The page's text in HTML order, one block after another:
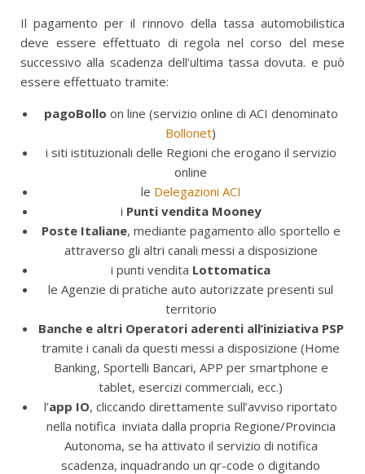
Il pagamento per il rinnovo della tassa automobilistica
deve essere effettuato di regola nel corso del mese
successivo alla scadenza dell’ultima tassa dovuta. e può
essere effettuato tramite:
pagoBollo on line (servizio online di ACI denominato
Bollonet)
i siti istituzionali delle Regioni che erogano il servizio
online
le Delegazioni ACI
i Punti vendita Mooney
Poste Italiane, mediante pagamento allo sportello e
attraverso gli altri canali messi a disposizione
i punti vendita Lottomatica
le Agenzie di pratiche auto autorizzate presenti sul
territorio
Banche e altri Operatori aderenti all’iniziativa PSP
tramite i canali da questi messi a disposizione (Home
Banking, Sportelli Bancari, APP per smartphone e
tablet, esercizi commerciali, ecc.)
l’app IO, cliccando direttamente sull’avviso riportato
nella notifica inviata dalla propria Regione/Provincia
Autonoma, se ha attivato il servizio di notifica
scadenza, inquadrando un qr-code o digitando